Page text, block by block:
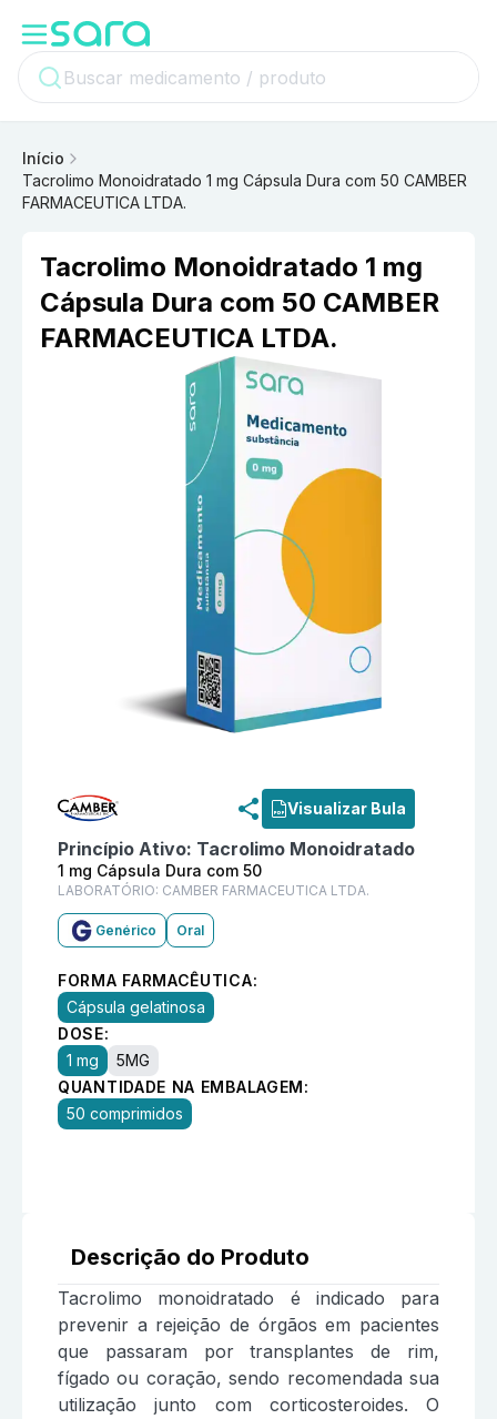
Início
Tacrolimo Monoidratado 1 mg Cápsula Dura com 50 CAMBER
FARMACEUTICA LTDA.
Tacrolimo Monoidratado 1 mg
Cápsula Dura com 50 CAMBER
FARMACEUTICA LTDA.
Visualizar Bula
Princípio Ativo: Tacrolimo Monoidratado
1 mg Cápsula Dura com 50
LABORATÓRIO: CAMBER FARMACEUTICA LTDA.
Genérico Oral
FORMA FARMACÊUTICA:
Cápsula gelatinosa
DOSE:
1 mg
5MG
QUANTIDADE NA EMBALAGEM:
50 comprimidos
Descrição do Produto
Tacrolimo monoidratado é indicado para
prevenir a rejeição de órgãos em pacientes
que passaram por transplantes de rim,
fígado ou coração, sendo recomendada sua
utilização junto com corticosteroides. O